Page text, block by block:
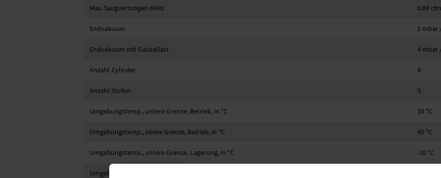
Max. Saugvermögen 60Hz 0.88 cfm
Endvakuum 2 mbar
Endvakuum mit Gasballast 4 mbar
Anzahl Zylinder 4
Anzahl Stufen 3
Umgebungstemp., untere Grenze, Betrieb, in °C 10 °C
Umgebungstemp., obere Grenze, Betrieb, in °C 40 °C
Umgebungstemp., untere Grenze, Lagerung, in °C -10 °C
Umgebungstemp., obere Grenze, Lagerung, in °C